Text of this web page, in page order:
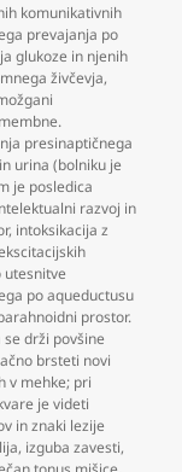
komunikativnih
prevajanja po
glukoze in njenih
živčevja,
presinaptičnega
urina (bolniku je
je posledica
razvoj in
, intoksikacija z
utesnitve
po aqueductusu
prostor.
drži povšine
brsteti novi
v mehke; pri
je videti
in znaki lezije
, izguba zavesti,